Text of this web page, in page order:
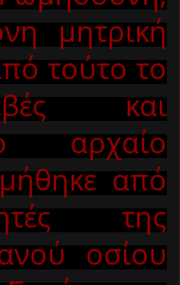
μητρική
τούτο το
και
αρχαίο
από
της
οσίου